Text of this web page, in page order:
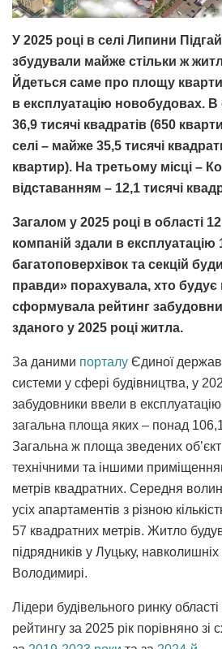
У 2025 році в селі Липини
збудували майже стільки ж
Йдеться саме про площу
в експлуатацію новобудовах. В
36,9 тисячі квадратів (650
селі – майже 35,5 тисячі
квартир). На третьому місці –
відставанням – 12,1 тисячі
Загалом у 2025 році в області
компаній здали в експлуатацію
багатоповерхівок та секцій
правди» порахувала, хто будує
сформувала рейтинг
зданого у 2025 році житла.
За даними порталу Єдиної
системи у сфері будівництва, у
забудовники ввели в
загальна площа яких – понад 106,1
Загальна ж площа зведених
технічними та іншими
метрів квадратних. Середня
усіх апартаментів з різною
57 квадратних метрів. Житло
підрядників у Луцьку,
Володимирі.
Лідери будівельного ринку області
рейтингу за 2025 рік порівняно